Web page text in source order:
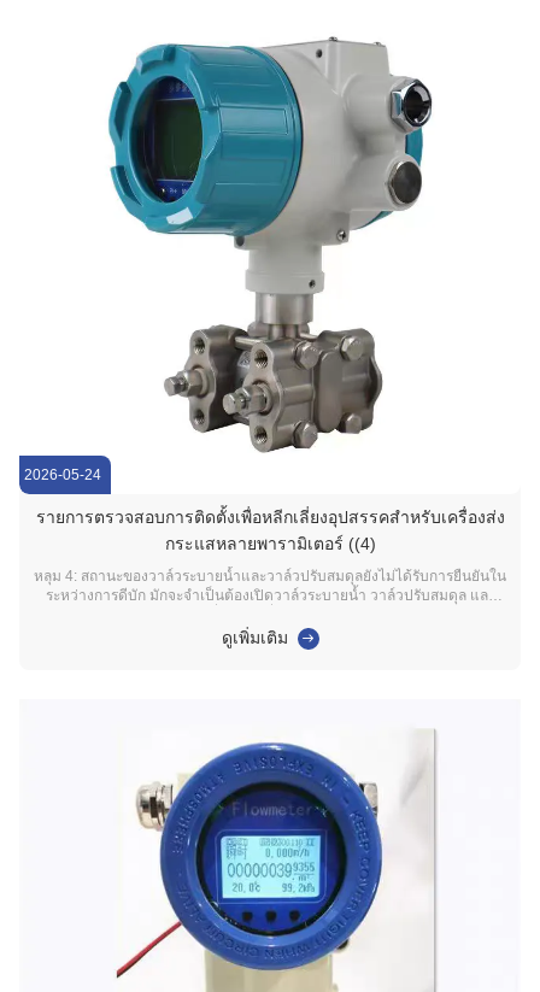
2026-05-24
รายการตรวจสอบการติดตั้งเพื่อหลีกเลี่ยงอุปสรรคสําหรับเครื่องส่ง
กระแสหลายพารามิเตอร์ ((4)
หลุม 4: สถานะของวาล์วระบายน้ำและวาล์วปรับสมดุลยังไม่ได้รับการยืนยันใน
ระหว่างการดีบัก มักจะจำเป็นต้องเปิดวาล์วระบายน้ำ วาล์วปรับสมดุล และ
ของวาล์วยังไม่ได้รับการกู้คืนผลลัพธ์:สัญญาณแรงดันต่างถูกข้ามการแสดง
เครื่องส่งสัญญาณผิดปกติกา...
ดูเพิ่มเติม